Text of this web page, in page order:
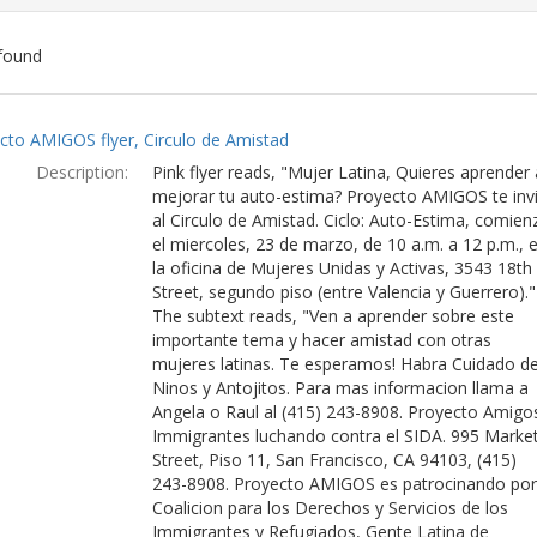
AMIGOS flyer, Circulo de Amistad
Description:
Pink flyer reads, "Mujer Latina, Quieres aprender
mejorar tu auto-estima? Proyecto AMIGOS te
al Circulo de Amistad. Ciclo: Auto-Estima,
el miercoles, 23 de marzo, de 10 a.m. a 12 p.m.,
la oficina de Mujeres Unidas y Activas, 3543 18th
Street, segundo piso (entre Valencia y Guerrero)."
The subtext reads, "Ven a aprender sobre este
importante tema y hacer amistad con otras
mujeres latinas. Te esperamos! Habra Cuidado de
Ninos y Antojitos. Para mas informacion llama a
Angela o Raul al (415) 243-8908. Proyecto
Immigrantes luchando contra el SIDA. 995
Street, Piso 11, San Francisco, CA 94103, (415)
243-8908. Proyecto AMIGOS es patrocinando
Coalicion para los Derechos y Servicios de los
Immigrantes y Refugiados, Gente Latina de